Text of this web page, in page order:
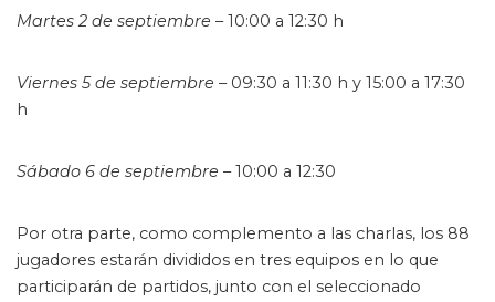
Martes 2 de septiembre – 10:00 a 12:30 h
Viernes 5 de septiembre – 09:30 a 11:30 h y 15:00 a 17:30
h
Sábado 6 de septiembre – 10:00 a 12:30
Por otra parte, como complemento a las charlas, los 88
jugadores estarán divididos en tres equipos en lo que
participarán de partidos, junto con el seleccionado